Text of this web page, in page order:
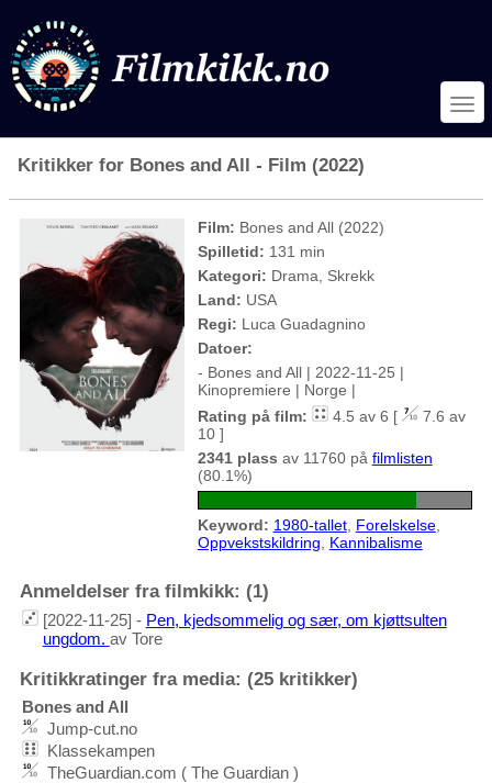
Kritikker for Bones and All - Film (2022)
Film: Bones and All (2022)
Spilletid: 131 min
Kategori: Drama, Skrekk
Land: USA
Regi: Luca Guadagnino
Datoer:
- Bones and All | 2022-11-25 |
Kinopremiere | Norge |
Rating på film:
4.5 av 6 [
7.6 av
10 ]
2341 plass av 11760 på filmlisten
(80.1%)
Keyword: 1980-tallet, Forelskelse,
Oppvekstskildring
Kannibalisme
Anmeldelser fra filmkikk: (1)
[2022-11-25] - Pen, kjedsommelig og sær, om kjøttsulten
ungdom. av Tore
Kritikkratinger fra media: (25 kritikker)
Bones and All
Jump-cut.no
Klassekampen
TheGuardian.com ( The Guardian )